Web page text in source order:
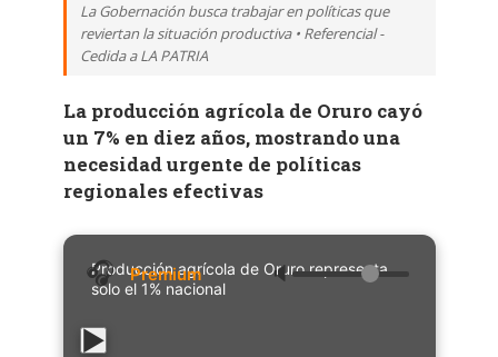
La Gobernación busca trabajar en políticas que
reviertan la situación productiva • Referencial -
Cedida a LA PATRIA
La producción agrícola de Oruro cayó
un 7% en diez años, mostrando una
necesidad urgente de políticas
regionales efectivas
Producción agrícola de Oruro representa
solo el 1% nacional
🔈